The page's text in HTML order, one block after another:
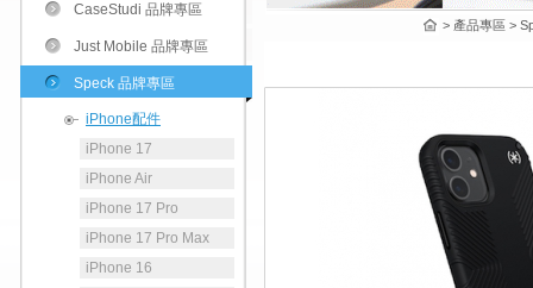
CaseStudi 品牌專區
Just Mobile 品牌專區
Speck 品牌專區
iPhone配件
iPhone 17
iPhone Air
iPhone 17 Pro
iPhone 17 Pro Max
iPhone 16
> 產品專區 >